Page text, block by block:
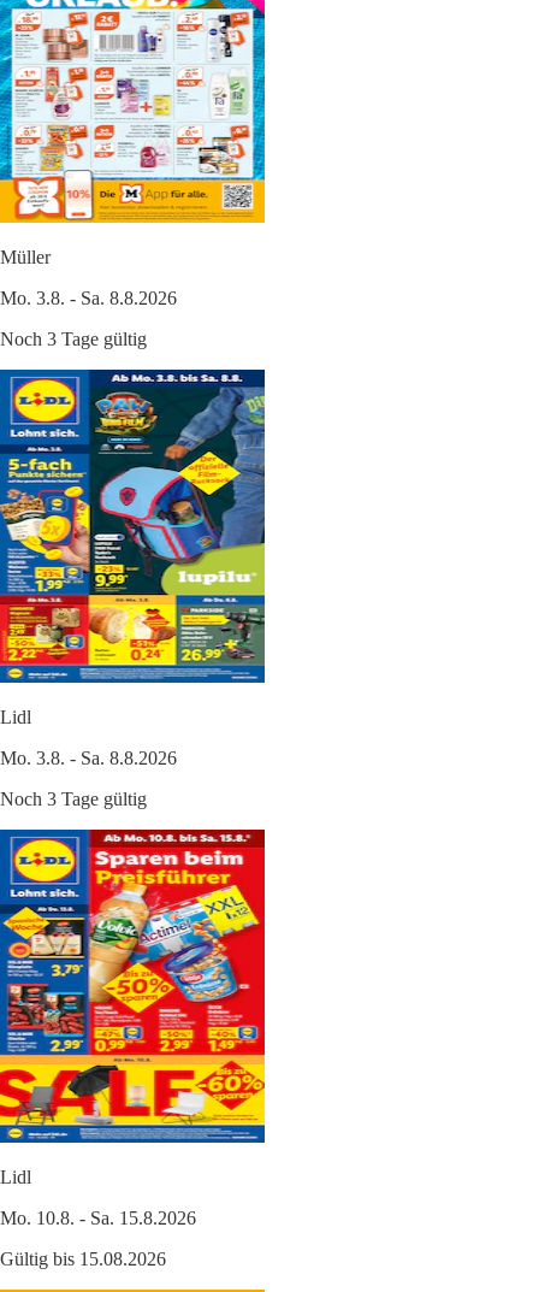
Müller
Mo. 3.8. - Sa. 8.8.2026
Noch 3 Tage gültig
Lidl
Mo. 3.8. - Sa. 8.8.2026
Noch 3 Tage gültig
Lidl
Mo. 10.8. - Sa. 15.8.2026
Gültig bis 15.08.2026